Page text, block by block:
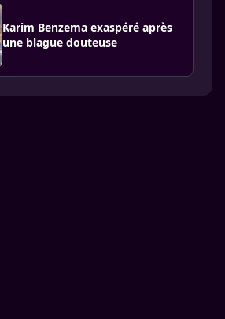
Karim Benzema exaspéré après
une blague douteuse